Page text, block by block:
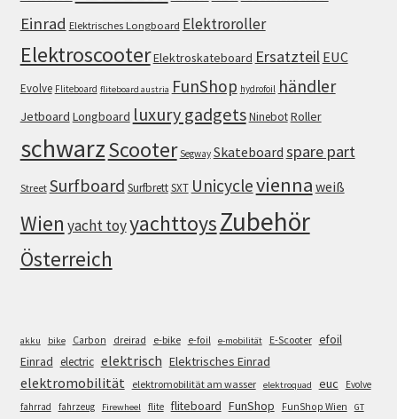
Einrad Elektrisches Longboard Elektroroller
ElektroscooterElektroskateboard Ersatzteil EUC
Evolve Fliteboard fliteboard austria FunShop hydrofoil händler
Jetboard Longboard luxury gadgetsNinebotRoller
schwarzScooter Segway Skateboard spare part
Street Surfboard SurfbrettSXT Unicyclevienna weiß
Wien yacht toyyachttoysZubehör
Österreich
akku bike Carbon dreirad e-bike e-foil e-mobilität E-Scooter efoil
Einrad electric elektrisch Elektrisches Einrad
elektromobilität elektromobilität am wasser elektroquad euc
Evolve
fahrrad
fahrzeug Firewheel flite fliteboard FunShop FunShop Wien GT